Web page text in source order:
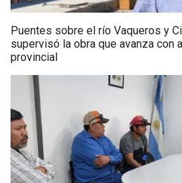
Puentes sobre el río Vaqueros y
supervisó la obra que avanza con
provincial